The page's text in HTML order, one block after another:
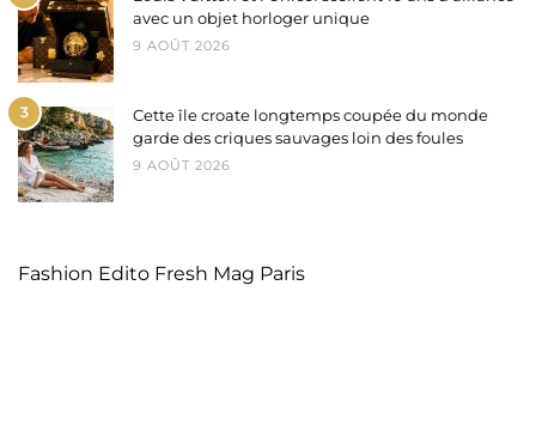
avec un objet horloger unique
9 AOÛT 2026
3
Cette île croate longtemps coupée du monde
garde des criques sauvages loin des foules
9 AOÛT 2026
Fashion Edito Fresh Mag Paris